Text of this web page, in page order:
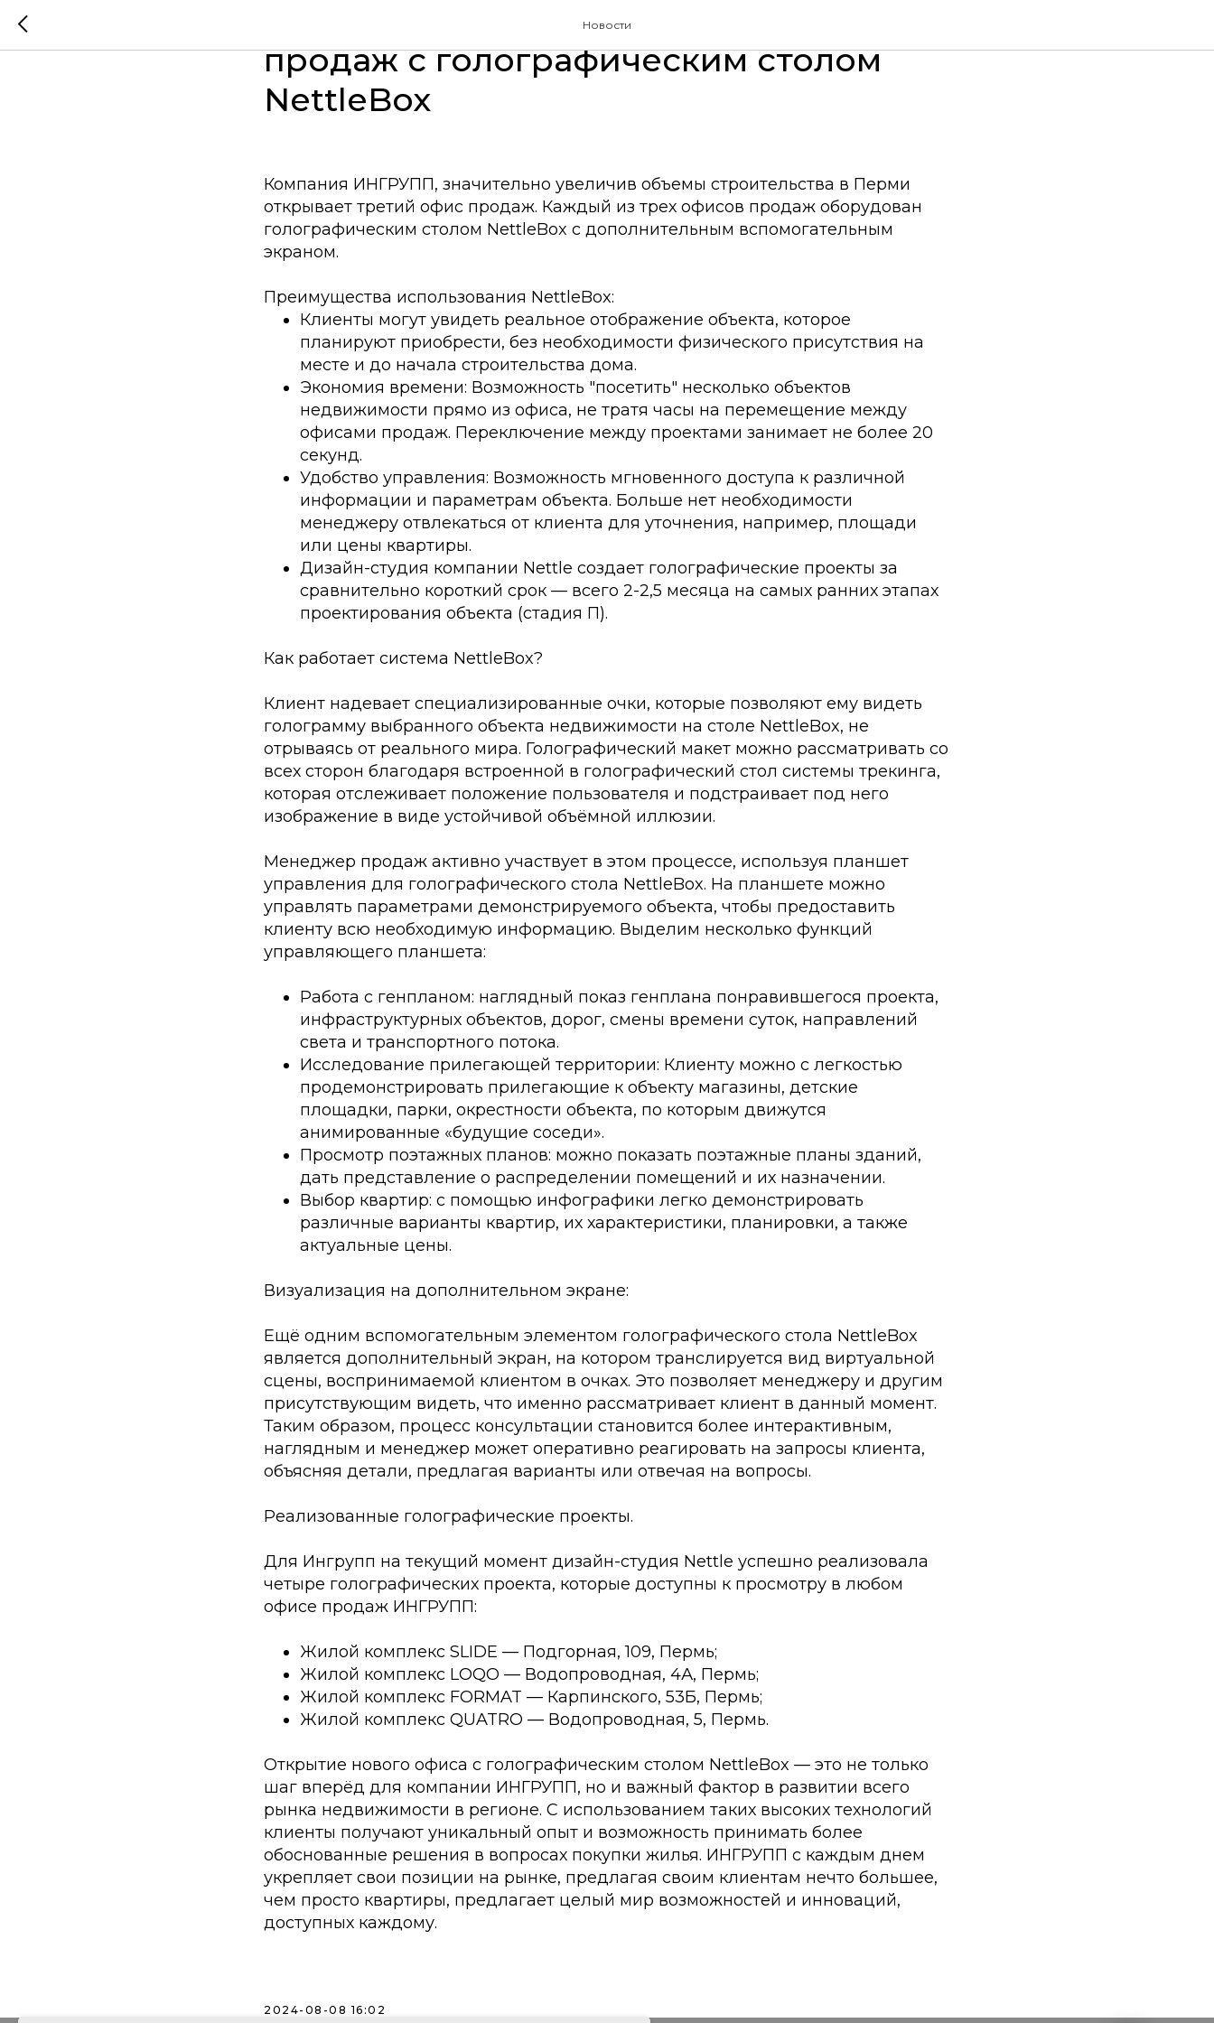
Новости
ИНГРУПП открывает третий офис
продаж с голографическим столом
NettleBox
Компания ИНГРУПП, значительно увеличив объемы строительства в Перми
открывает третий офис продаж. Каждый из трех офисов продаж оборудован
голографическим столом NettleBox с дополнительным вспомогательным
экраном.
Преимущества использования NettleBox:
Клиенты могут увидеть реальное отображение объекта, которое
планируют приобрести, без необходимости физического присутствия на
месте и до начала строительства дома.
Экономия времени: Возможность "посетить" несколько объектов
недвижимости прямо из офиса, не тратя часы на перемещение между
офисами продаж. Переключение между проектами занимает не более 20
секунд.
Удобство управления: Возможность мгновенного доступа к различной
информации и параметрам объекта. Больше нет необходимости
менеджеру отвлекаться от клиента для уточнения, например, площади
или цены квартиры.
Дизайн-студия компании Nettle создает голографические проекты за
сравнительно короткий срок — всего 2-2,5 месяца на самых ранних этапах
проектирования объекта (стадия П).
Как работает система NettleBox?
Клиент надевает специализированные очки, которые позволяют ему видеть
голограмму выбранного объекта недвижимости на столе NettleBox, не
отрываясь от реального мира. Голографический макет можно рассматривать со
всех сторон благодаря встроенной в голографический стол системы трекинга,
которая отслеживает положение пользователя и подстраивает под него
изображение в виде устойчивой объёмной иллюзии.
Менеджер продаж активно участвует в этом процессе, используя планшет
управления для голографического стола NettleBox. На планшете можно
управлять параметрами демонстрируемого объекта, чтобы предоставить
клиенту всю необходимую информацию. Выделим несколько функций
управляющего планшета:
Работа с генпланом: наглядный показ генплана понравившегося проекта,
инфраструктурных объектов, дорог, смены времени суток, направлений
света и транспортного потока.
Исследование прилегающей территории: Клиенту можно с легкостью
продемонстрировать прилегающие к объекту магазины, детские
площадки, парки, окрестности объекта, по которым движутся
анимированные «будущие соседи».
Просмотр поэтажных планов: можно показать поэтажные планы зданий,
дать представление о распределении помещений и их назначении.
Выбор квартир: с помощью инфографики легко демонстрировать
различные варианты квартир, их характеристики, планировки, а также
актуальные цены.
Визуализация на дополнительном экране:
Ещё одним вспомогательным элементом голографического стола NettleBox
является дополнительный экран, на котором транслируется вид виртуальной
сцены, воспринимаемой клиентом в очках. Это позволяет менеджеру и другим
присутствующим видеть, что именно рассматривает клиент в данный момент.
Таким образом, процесс консультации становится более интерактивным,
наглядным и менеджер может оперативно реагировать на запросы клиента,
объясняя детали, предлагая варианты или отвечая на вопросы.
Реализованные голографические проекты.
Для Ингрупп на текущий момент дизайн-студия Nettle успешно реализовала
четыре голографических проекта, которые доступны к просмотру в любом
офисе продаж ИНГРУПП:
Жилой комплекс SLIDE — Подгорная, 109, Пермь;
Жилой комплекс LOQO — Водопроводная, 4А, Пермь;
Жилой комплекс FORMAT — Карпинского, 53Б, Пермь;
Жилой комплекс QUATRO — Водопроводная, 5, Пермь.
Открытие нового офиса с голографическим столом NettleBox — это не только
шаг вперёд для компании ИНГРУПП, но и важный фактор в развитии всего
рынка недвижимости в регионе. С использованием таких высоких технологий
клиенты получают уникальный опыт и возможность принимать более
обоснованные решения в вопросах покупки жилья. ИНГРУПП с каждым днем
укрепляет свои позиции на рынке, предлагая своим клиентам нечто большее,
чем просто квартиры, предлагает целый мир возможностей и инноваций,
доступных каждому.
2024-08-08 16:02